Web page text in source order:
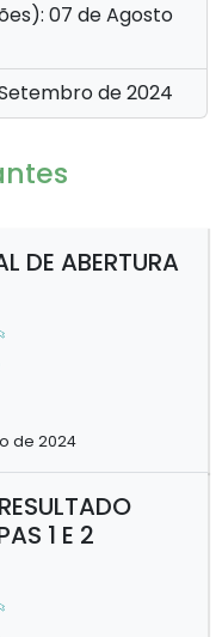
07 de Agosto
de 2024
DE ABERTURA
de 2024
1 E 2